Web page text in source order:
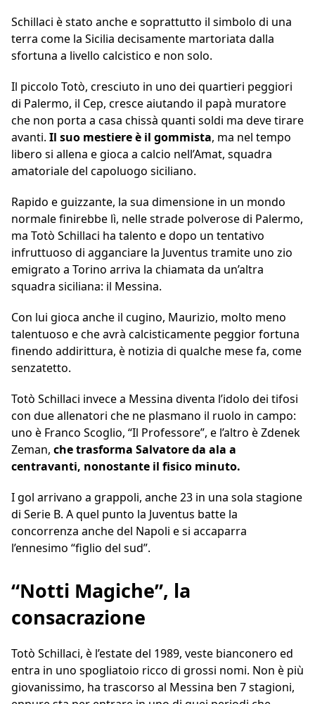
Schillaci è stato anche e soprattutto il simbolo di una
terra come la Sicilia decisamente martoriata dalla
sfortuna a livello calcistico e non solo.
Il piccolo Totò, cresciuto in uno dei quartieri peggiori
di Palermo, il Cep, cresce aiutando il papà muratore
che non porta a casa chissà quanti soldi ma deve tirare
avanti. Il suo mestiere è il gommista, ma nel tempo
libero si allena e gioca a calcio nell’Amat, squadra
amatoriale del capoluogo siciliano.
Rapido e guizzante, la sua dimensione in un mondo
normale finirebbe lì, nelle strade polverose di Palermo,
ma Totò Schillaci ha talento e dopo un tentativo
infruttuoso di agganciare la Juventus tramite uno zio
emigrato a Torino arriva la chiamata da un’altra
squadra siciliana: il Messina.
Con lui gioca anche il cugino, Maurizio, molto meno
talentuoso e che avrà calcisticamente peggior fortuna
finendo addirittura, è notizia di qualche mese fa, come
senzatetto.
Totò Schillaci invece a Messina diventa l’idolo dei tifosi
con due allenatori che ne plasmano il ruolo in campo:
uno è Franco Scoglio, “Il Professore”, e l’altro è Zdenek
Zeman, che trasforma Salvatore da ala a
centravanti, nonostante il fisico minuto.
I gol arrivano a grappoli, anche 23 in una sola stagione
di Serie B. A quel punto la Juventus batte la
concorrenza anche del Napoli e si accaparra
l’ennesimo “figlio del sud”.
“Notti Magiche”, la
consacrazione
Totò Schillaci, è l’estate del 1989, veste bianconero ed
entra in uno spogliatoio ricco di grossi nomi. Non è più
giovanissimo, ha trascorso al Messina ben 7 stagioni,